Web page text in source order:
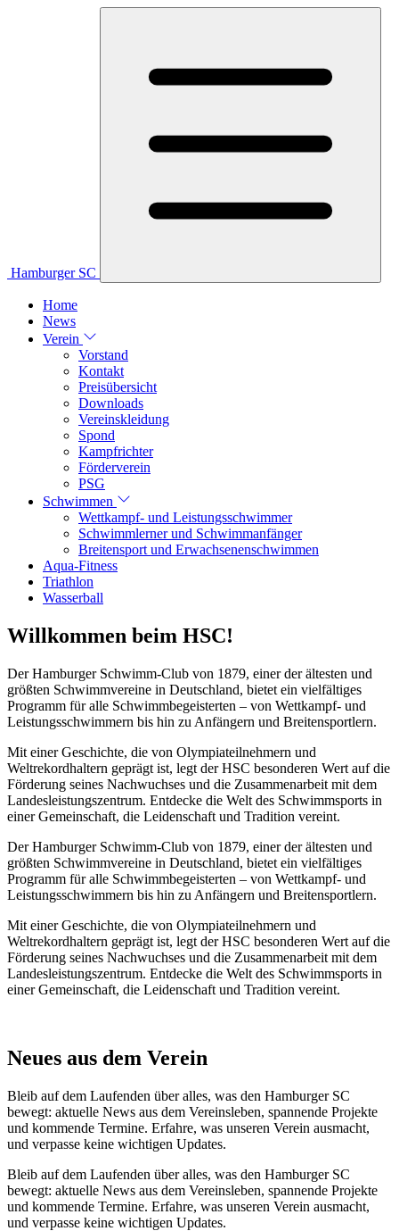
Hamburger SC
Home
News
Verein
Vorstand
Kontakt
Preisübersicht
Downloads
Vereinskleidung
Spond
Kampfrichter
Förderverein
PSG
Schwimmen
Wettkampf- und Leistungsschwimmer
Schwimmlerner und Schwimmanfänger
Breitensport und Erwachsenenschwimmen
Aqua-Fitness
Triathlon
Wasserball
Willkommen beim HSC!
Der Hamburger Schwimm-Club von 1879, einer der ältesten und
größten Schwimmvereine in Deutschland, bietet ein vielfältiges
Programm für alle Schwimmbegeisterten – von Wettkampf- und
Leistungsschwimmern bis hin zu Anfängern und Breitensportlern.
Mit einer Geschichte, die von Olympiateilnehmern und
Weltrekordhaltern geprägt ist, legt der HSC besonderen Wert auf die
Förderung seines Nachwuchses und die Zusammenarbeit mit dem
Landesleistungszentrum. Entdecke die Welt des Schwimmsports in
einer Gemeinschaft, die Leidenschaft und Tradition vereint.
Der Hamburger Schwimm-Club von 1879, einer der ältesten und
größten Schwimmvereine in Deutschland, bietet ein vielfältiges
Programm für alle Schwimmbegeisterten – von Wettkampf- und
Leistungsschwimmern bis hin zu Anfängern und Breitensportlern.
Mit einer Geschichte, die von Olympiateilnehmern und
Weltrekordhaltern geprägt ist, legt der HSC besonderen Wert auf die
Förderung seines Nachwuchses und die Zusammenarbeit mit dem
Landesleistungszentrum. Entdecke die Welt des Schwimmsports in
einer Gemeinschaft, die Leidenschaft und Tradition vereint.
Neues aus dem Verein
Bleib auf dem Laufenden über alles, was den Hamburger SC
bewegt: aktuelle News aus dem Vereinsleben, spannende Projekte
und kommende Termine. Erfahre, was unseren Verein ausmacht,
und verpasse keine wichtigen Updates.
Bleib auf dem Laufenden über alles, was den Hamburger SC
bewegt: aktuelle News aus dem Vereinsleben, spannende Projekte
und kommende Termine. Erfahre, was unseren Verein ausmacht,
und verpasse keine wichtigen Updates.